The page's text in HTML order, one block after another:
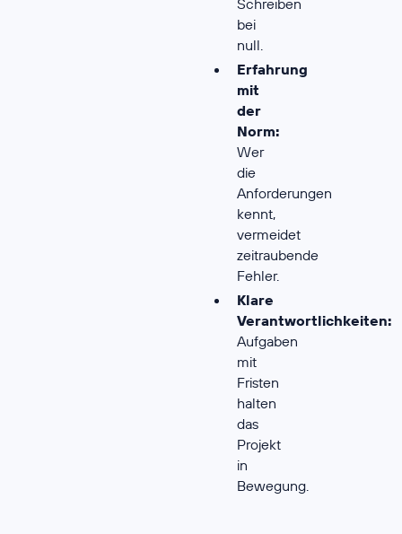
bei
null.
Erfahrung
mit
der
Norm:
Wer
die
Anforderungen
kennt,
vermeidet
zeitraubende
Fehler.
Klare
Verantwortlichkeiten:
Aufgaben
mit
Fristen
halten
das
Projekt
in
Bewegung.